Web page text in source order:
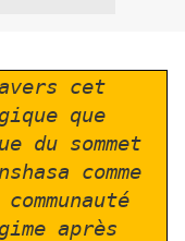
cet
que
du sommet
comme
après